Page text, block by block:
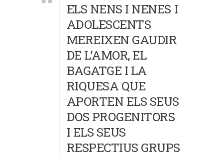
ELS NENS I NENES I
ADOLESCENTS
MEREIXEN GAUDIR
DE L’AMOR, EL
BAGATGE I LA
RIQUESA QUE
APORTEN ELS SEUS
DOS PROGENITORS
I ELS SEUS
RESPECTIUS GRUPS